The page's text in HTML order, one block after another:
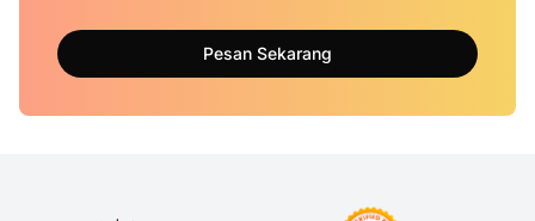
Pesan Sekarang